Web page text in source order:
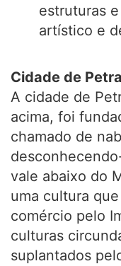
estruturas
artístico e
Cidade de
A cidade de
acima, foi
chamado de
vale abaixo do
uma cultura
comércio pelo
culturas
suplantados